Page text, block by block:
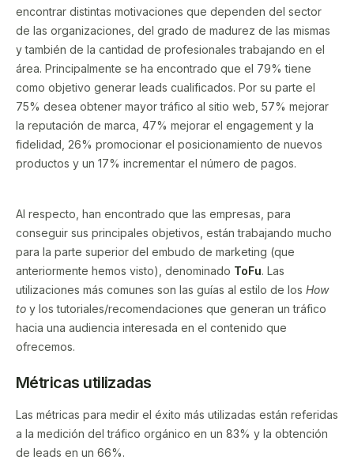
encontrar distintas motivaciones que dependen del sector
de las organizaciones, del grado de madurez de las mismas
y también de la cantidad de profesionales trabajando en el
área. Principalmente se ha encontrado que el 79% tiene
como objetivo generar leads cualificados. Por su parte el
75% desea obtener mayor tráfico al sitio web, 57% mejorar
la reputación de marca, 47% mejorar el engagement y la
fidelidad, 26% promocionar el posicionamiento de nuevos
productos y un 17% incrementar el número de pagos.
Al respecto, han encontrado que las empresas, para
conseguir sus principales objetivos, están trabajando mucho
para la parte superior del embudo de marketing (que
anteriormente hemos visto), denominado ToFu. Las
utilizaciones más comunes son las guías al estilo de los How
to y los tutoriales/recomendaciones que generan un tráfico
hacia una audiencia interesada en el contenido que
ofrecemos.
Métricas utilizadas
Las métricas para medir el éxito más utilizadas están referidas
a la medición del tráfico orgánico en un 83% y la obtención
de leads en un 66%.